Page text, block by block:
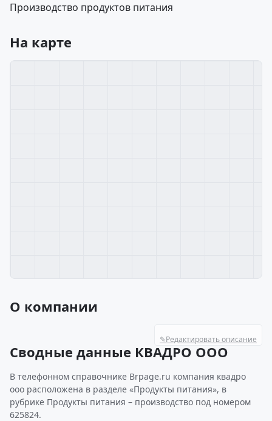
Производство продуктов питания
На карте
О компании
✎Редактировать описание
Сводные данные КВАДРО ООО
В телефонном справочнике Brpage.ru компания квадро
ооо расположена в разделе «Продукты питания», в
рубрике Продукты питания – производство под номером
625824.